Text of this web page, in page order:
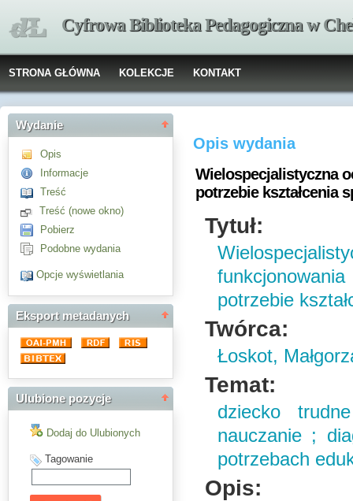
Cyfrowa Biblioteka Pedagogiczna w
STRONA GŁÓWNA KOLEKCJE KONTAKT
Wydanie
Opis
Informacje
Treść
Treść (nowe okno)
Pobierz
Podobne wydania
Opcje wyświetlania
Eksport metadanych
Ulubione pozycje
Dodaj do Ulubionych
Tagowanie
Opis wydania
Wielospecjalistyczna
potrzebie kształcenia
Tytuł:
potrzebie
Twórca:
Łoskot,
Temat:
dziecko
nauczanie ;
potrzebach
Opis: